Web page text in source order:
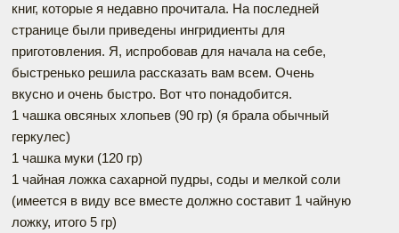
книг, которые я недавно прочитала. На последней
странице были приведены ингридиенты для
приготовления. Я, испробовав для начала на себе,
быстренько решила рассказать вам всем. Очень
вкусно и очень быстро. Вот что понадобится.
1 чашка овсяных хлопьев (90 гр) (я брала обычный
геркулес)
1 чашка муки (120 гр)
1 чайная ложка сахарной пудры, соды и мелкой соли
(имеется в виду все вместе должно составит 1 чайную
ложку, итого 5 гр)